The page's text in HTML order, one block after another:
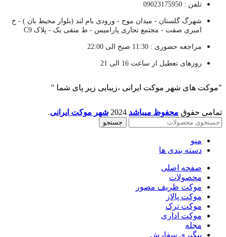
تلفن : 09023175950
شهرگ گلستان - میدان موج - ورودی بام لند (بلوار محیط بان ) - خ
امیری صفت - مجتمع تجاری پارامیس - ط منفی یک - پلاک C9
مراجعه حضوری : 11:30 صبح الی 22:00
روزهای تعطیل از ساعت 16 الی 21
"موکت های شهر موکت ایرانی ،زیبایی زیر پای شما "
تمامی حقوق محفوظ میباشد شهر موکت ایرانی.
جستجو
منو
دسته بندی ها
صفحه اصلی
محصولات
موکت ظریف مصور
موکت پالاز
موکت ترک
موکت اداری
مجله
پیگیری سفارش